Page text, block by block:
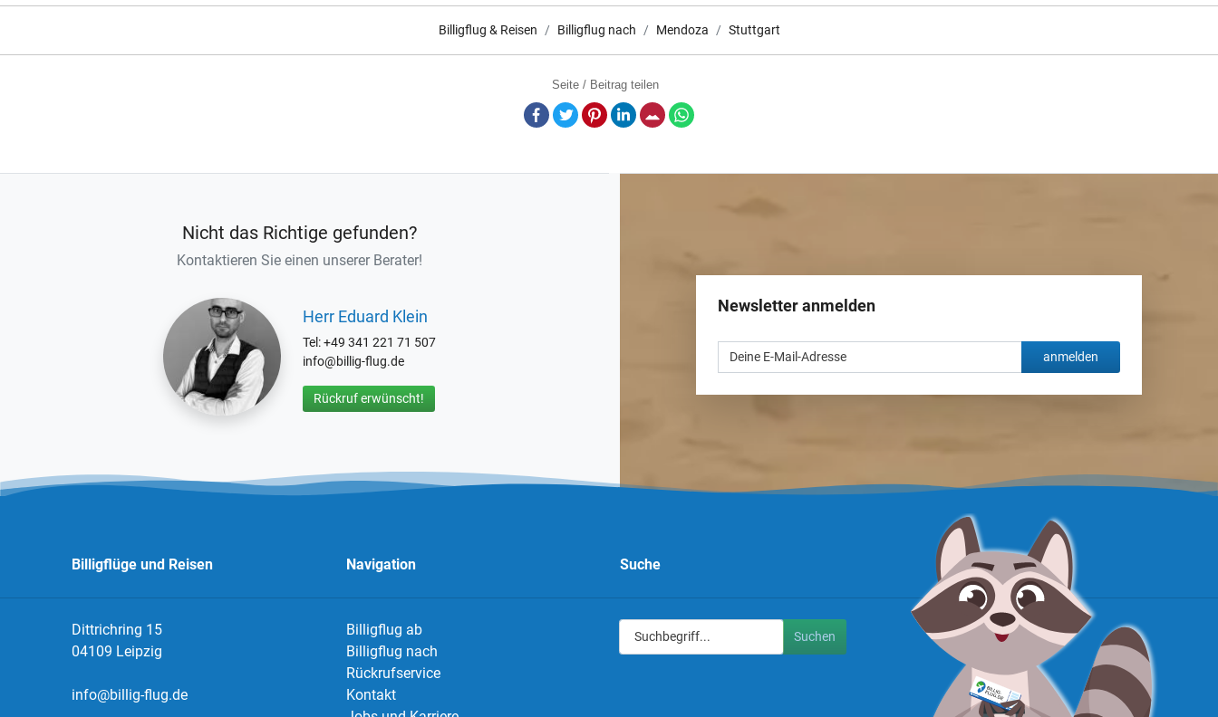
Billigflug & Reisen Billigflug nach Mendoza Stuttgart
Seite / Beitrag teilen
Facebook
TwitterPinterestLinkedInE-Mail
Nicht das Richtige gefunden?
Kontaktieren Sie einen unserer Berater!
Herr Eduard Klein
Tel: +49 341 221 71 507
info@billig-flug.de
Rückruf erwünscht!
Newsletter anmelden
anmelden
Billigflüge und Reisen
Dittrichring 15
04109 Leipzig
info@billig-flug.de
Navigation
Billigflug ab
Billigflug nach
Rückrufservice
Kontakt
Suche
Suchen